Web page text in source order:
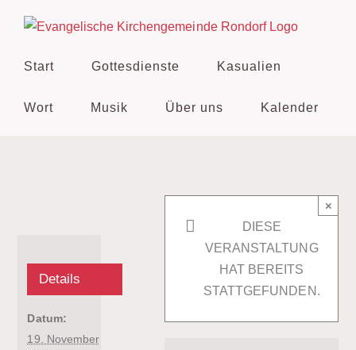
Inhalt
Start
Gottesdienste Kasualien
Wort Musik Über uns Kalender
DIESE
VERANSTALTUNG
HAT BEREITS
STATTGEFUNDEN.
×
Details
Datum:
19. November